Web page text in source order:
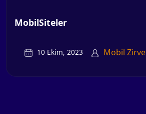
MobilSiteler
10 Ekim, 2023 Mobil Zirve